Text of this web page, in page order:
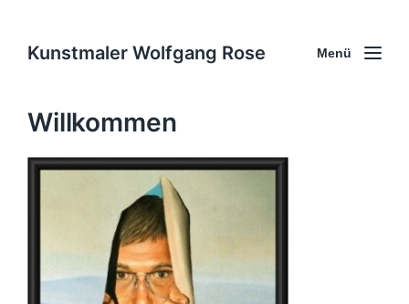
Kunstmaler Wolfgang Rose Menü
Willkommen